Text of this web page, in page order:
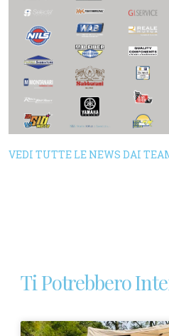
VEDI TUTTE LE NEWS DAI
Ti Potrebbero